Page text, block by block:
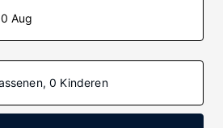
Aug
0 Kinderen